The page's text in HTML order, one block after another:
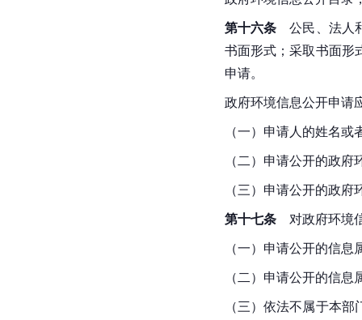
第十六条 公民、法人
书面形式；采取书面形
申请。
政府环境信息公开申请
（一）申请人的姓名
（二）申请公开的政
（三）申请公开的政
第十七条 对政府环境
（一）申请公开的信
（二）申请公开的信
（三）依法不属于本